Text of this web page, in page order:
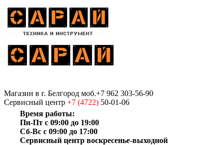
Магазин в г. Белгород моб.+7 962 303-56-90
Сервисный центр +7 (4722) 50-01-06
Время работы:
Пн-Пт с 09:00 до 19:00
Сб-Вс с 09:00 до 17:00
Сервисный центр воскресенье-выходной